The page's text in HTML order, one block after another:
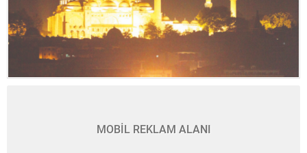
MOBİL REKLAM ALANI